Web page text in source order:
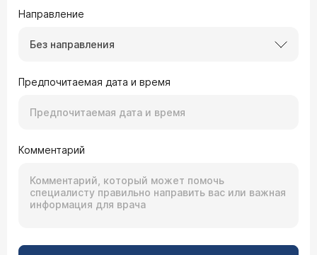
Направление
Без направления
Предпочитаемая дата и время
Комментарий